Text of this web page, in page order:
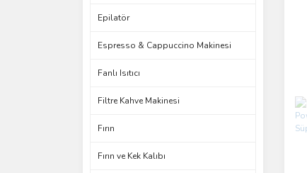
Epilatör
Espresso & Cappuccino Makinesi
Fanlı Isıtıcı
Filtre Kahve Makinesi
Fırın
Fırın ve Kek Kalıbı